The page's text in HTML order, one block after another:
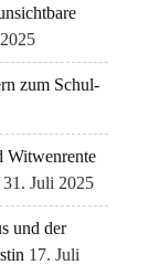
zum Schul-
Witwenrente
31. Juli 2025
und der
17. Juli